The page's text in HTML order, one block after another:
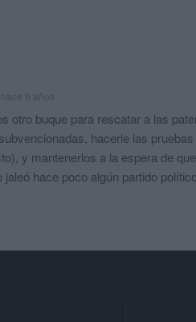
hace 6 años
otro buque para rescatar a las
hacerle las
y mantenerlos a la espera de
hace poco algún partido